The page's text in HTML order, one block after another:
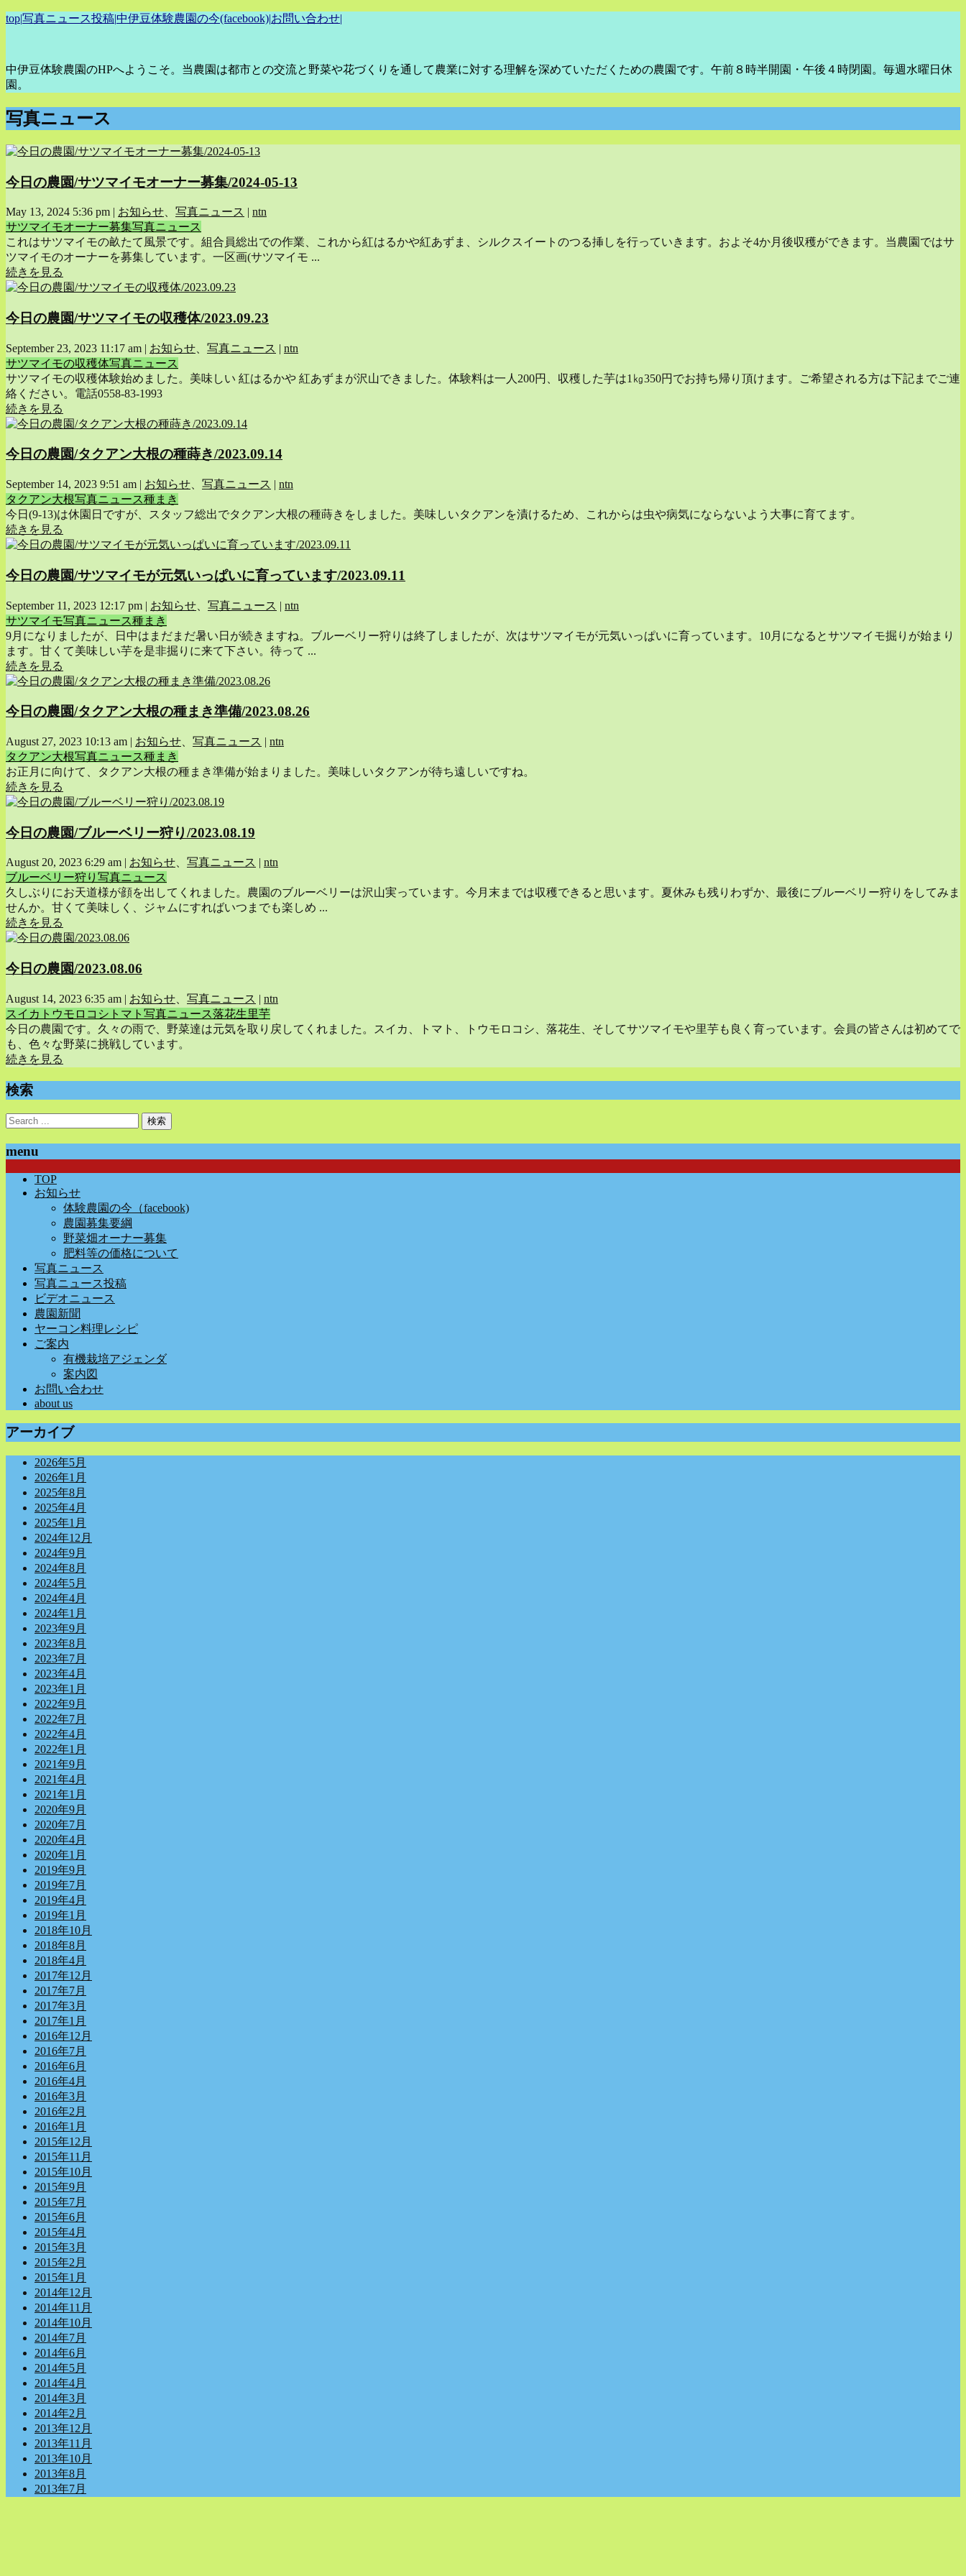
top|写真ニュース投稿|中伊豆体験農園の今(facebook)|お問い合わせ|
中伊豆体験農園のHPへようこそ。当農園は都市との交流と野菜や花づくりを通して農業に対する理解を深めていただくための農園です。午前８時半開園・午後４時閉園。毎週水曜日休
園。
写真ニュース
今日の農園/サツマイモオーナー募集/2024-05-13
May 13, 2024 5:36 pm | お知らせ 写真ニュース | ntn
サツマイモオーナー募集写真ニュース
これはサツマイモの畝たて風景です。組合員総出での作業、これから紅はるかや紅あずま、シルクスイートのつる挿しを行っていきます。およそ4か月後収穫ができます。当農園ではサ
ツマイモのオーナーを募集しています。一区画(サツマイモ ...
続きを見る
今日の農園/サツマイモの収穫体/2023.09.23
September 23, 2023 11:17 am | お知らせ 写真ニュース | ntn
サツマイモの収穫体写真ニュース
サツマイモの収穫体験始めました。美味しい 紅はるかや 紅あずまが沢山できました。体験料は一人200円、収穫した芋は1㎏350円でお持ち帰り頂けます。ご希望される方は下記までご連
絡ください。電話0558-83-1993
続きを見る
今日の農園/タクアン大根の種蒔き/2023.09.14
September 14, 2023 9:51 am | お知らせ 写真ニュース | ntn
タクアン大根写真ニュース種まき
今日(9-13)は休園日ですが、スタッフ総出でタクアン大根の種蒔きをしました。美味しいタクアンを漬けるため、これからは虫や病気にならないよう大事に育てます。
続きを見る
今日の農園/サツマイモが元気いっぱいに育っています/2023.09.11
September 11, 2023 12:17 pm | お知らせ 写真ニュース | ntn
サツマイモ写真ニュース種まき
9月になりましたが、日中はまだまだ暑い日が続きますね。ブルーベリー狩りは終了しましたが、次はサツマイモが元気いっぱいに育っています。10月になるとサツマイモ掘りが始まり
ます。甘くて美味しい芋を是非掘りに来て下さい。待って ...
続きを見る
今日の農園/タクアン大根の種まき準備/2023.08.26
August 27, 2023 10:13 am | お知らせ 写真ニュース | ntn
タクアン大根写真ニュース種まき
お正月に向けて、タクアン大根の種まき準備が始まりました。美味しいタクアンが待ち遠しいですね。
続きを見る
今日の農園/ブルーベリー狩り/2023.08.19
August 20, 2023 6:29 am | お知らせ、 写真ニュース | ntn
ブルーベリー狩り 写真ニュース
久しぶりにお天道様が顔を出してくれました。農園のブルーベリーは沢山実っています。今月末までは収穫できると思います。夏休みも残りわずか、最後にブルーベリー狩りをしてみま
せんか。甘くて美味しく、ジャムにすればいつまでも楽しめ ...
続きを見る
今日の農園/2023.08.06
August 14, 2023 6:35 am | お知らせ 写真ニュース | ntn
スイカ トウモロコシ トマト 写真ニュース落花生里芋
今日の農園です。久々の雨で、野菜達は元気を取り戻してくれました。スイカ、トマト、トウモロコシ、落花生、そしてサツマイモや里芋も良く育っています。会員の皆さんは初めてで
も、色々な野菜に挑戦しています。
続きを見る
検索
menu
TOP
お知らせ
体験農園の今（facebook)
農園募集要綱
野菜畑オーナー募集
肥料等の価格について
写真ニュース
写真ニュース投稿
ビデオニュース
農園新聞
ヤーコン料理レシピ
ご案内
有機栽培アジェンダ
案内図
お問い合わせ
about us
アーカイブ
2026年5月
2026年1月
2025年8月
2025年4月
2025年1月
2024年12月
2024年9月
2024年8月
2024年5月
2024年4月
2024年1月
2023年9月
2023年8月
2023年7月
2023年4月
2023年1月
2022年9月
2022年7月
2022年4月
2022年1月
2021年9月
2021年4月
2021年1月
2020年9月
2020年7月
2020年4月
2020年1月
2019年9月
2019年7月
2019年4月
2019年1月
2018年10月
2018年8月
2018年4月
2017年12月
2017年7月
2017年3月
2017年1月
2016年12月
2016年7月
2016年6月
2016年4月
2016年3月
2016年2月
2016年1月
2015年12月
2015年11月
2015年10月
2015年9月
2015年7月
2015年6月
2015年4月
2015年3月
2015年2月
2015年1月
2014年12月
2014年11月
2014年10月
2014年7月
2014年6月
2014年5月
2014年4月
2014年3月
2014年2月
2013年12月
2013年11月
2013年10月
2013年8月
2013年7月